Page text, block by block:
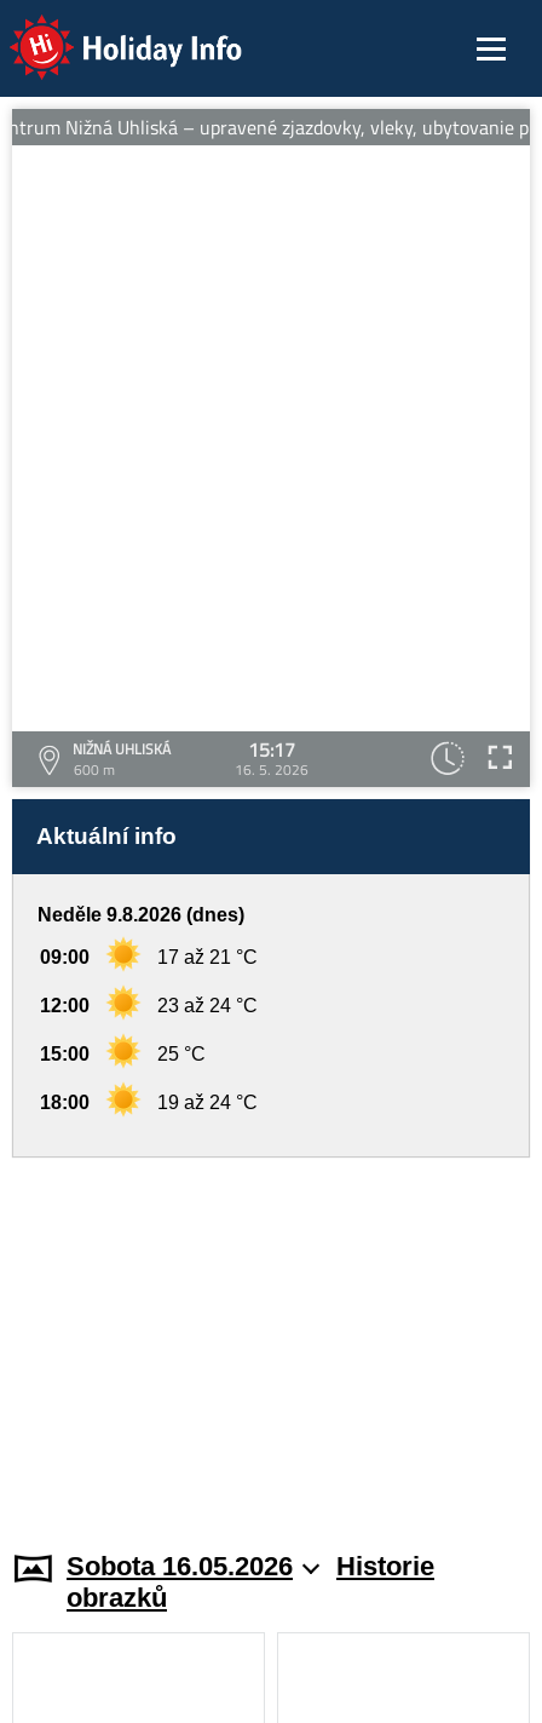
Holiday Info
Nižná Uhliská – upravené zjazdovky, vleky, ubytovanie
NIŽNÁ UHLISKÁ
600 m
15:17
16. 5. 2026
Aktuální info
Neděle 9.8.2026 (dnes)
09:00 17 až 21 °C
12:00 23 až 24 °C
15:00 25 °C
18:00 19 až 24 °C
Sobota 16.05.2026
Historie
obrazků